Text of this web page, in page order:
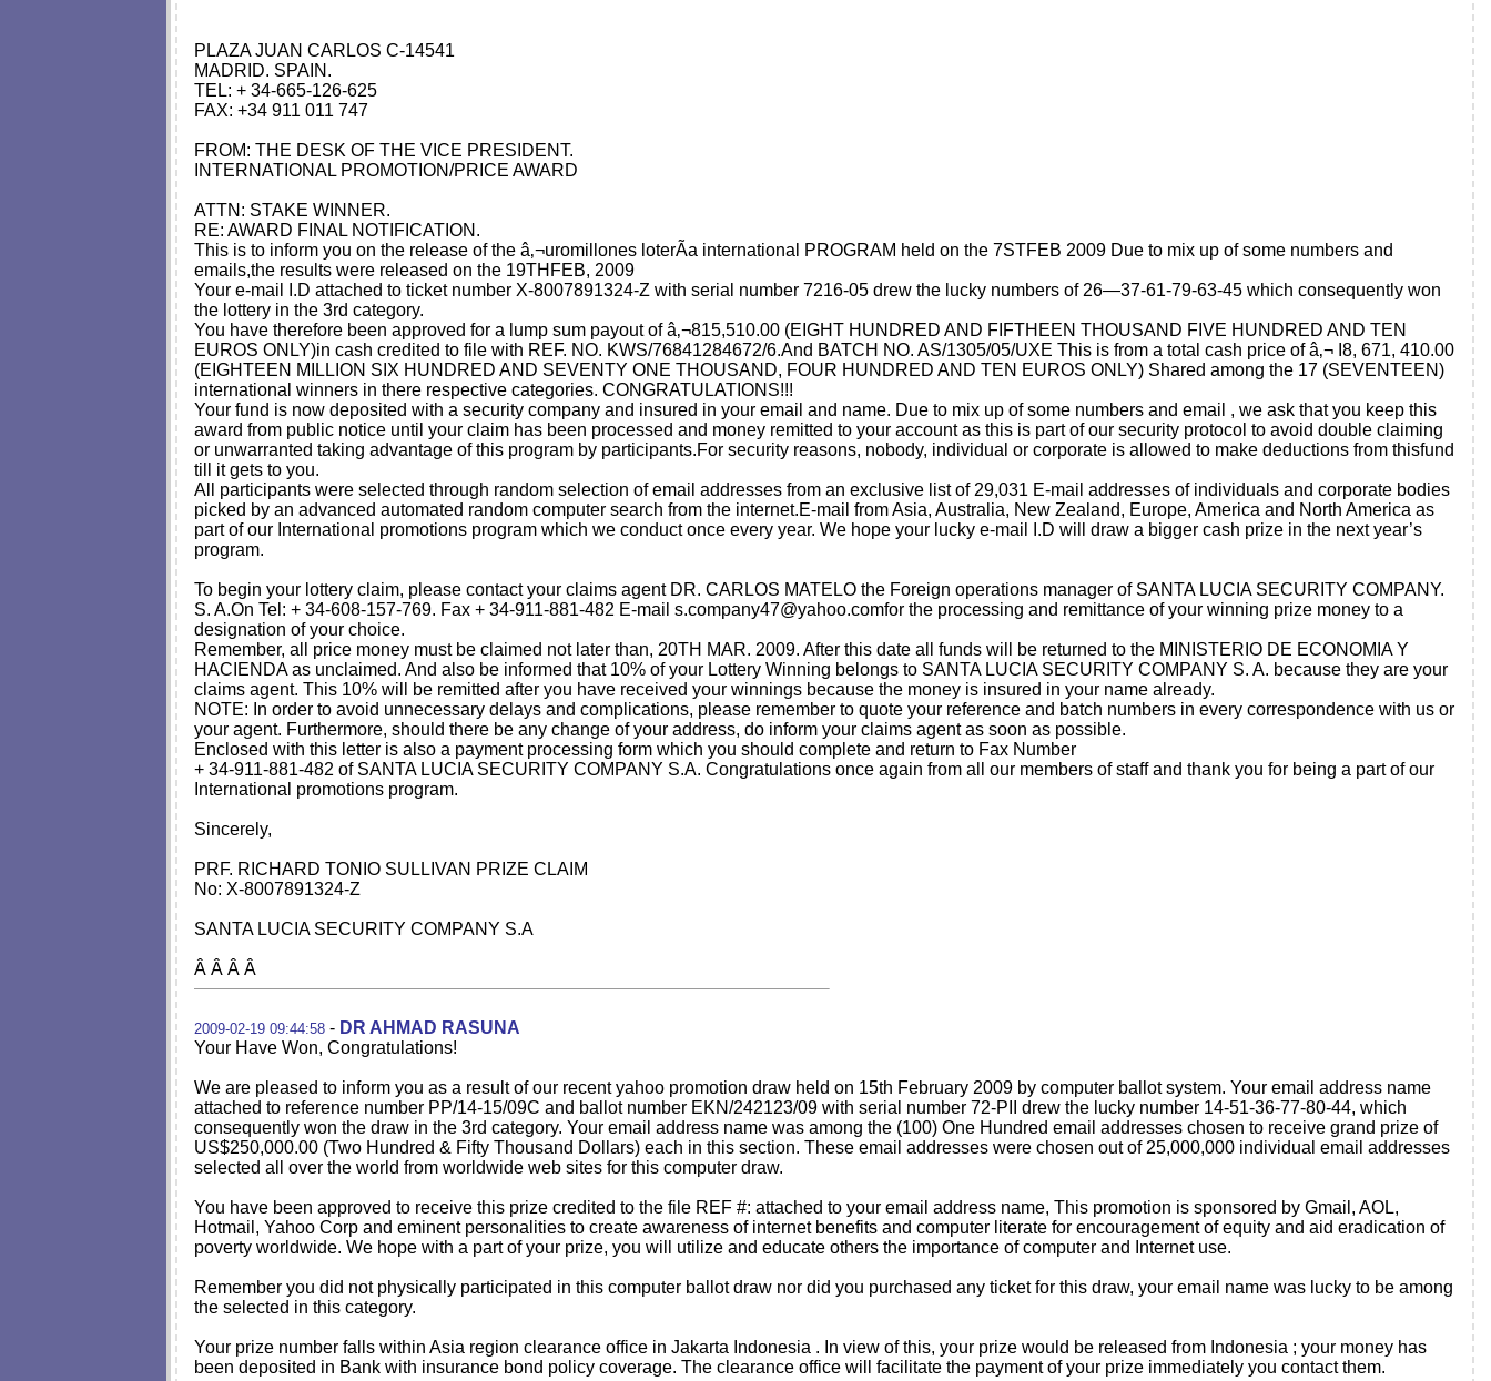
PLAZA JUAN CARLOS C-14541
MADRID. SPAIN.
TEL: + 34-665-126-625
FAX: +34 911 011 747
FROM: THE DESK OF THE VICE PRESIDENT.
INTERNATIONAL PROMOTION/PRICE AWARD
ATTN: STAKE WINNER.
RE: AWARD FINAL NOTIFICATION.
This is to inform you on the release of the â‚¬uromillones loterÃ­a international PROGRAM held on the 7STFEB 2009 Due to mix up of some numbers and
emails,the results were released on the 19THFEB, 2009
Your e-mail I.D attached to ticket number X-8007891324-Z with serial number 7216-05 drew the lucky numbers of 26—37-61-79-63-45 which consequently won
the lottery in the 3rd category.
You have therefore been approved for a lump sum payout of â‚¬815,510.00 (EIGHT HUNDRED AND FIFTHEEN THOUSAND FIVE HUNDRED AND TEN
EUROS ONLY)in cash credited to file with REF. NO. KWS/76841284672/6.And BATCH NO. AS/1305/05/UXE This is from a total cash price of â‚¬ I8, 671, 410.00
(EIGHTEEN MILLION SIX HUNDRED AND SEVENTY ONE THOUSAND, FOUR HUNDRED AND TEN EUROS ONLY) Shared among the 17 (SEVENTEEN)
international winners in there respective categories. CONGRATULATIONS!!!
Your fund is now deposited with a security company and insured in your email and name. Due to mix up of some numbers and email , we ask that you keep this
award from public notice until your claim has been processed and money remitted to your account as this is part of our security protocol to avoid double claiming
or unwarranted taking advantage of this program by participants.For security reasons, nobody, individual or corporate is allowed to make deductions from thisfund
till it gets to you.
All participants were selected through random selection of email addresses from an exclusive list of 29,031 E-mail addresses of individuals and corporate bodies
picked by an advanced automated random computer search from the internet.E-mail from Asia, Australia, New Zealand, Europe, America and North America as
part of our International promotions program which we conduct once every year. We hope your lucky e-mail I.D will draw a bigger cash prize in the next year’s
program.
To begin your lottery claim, please contact your claims agent DR. CARLOS MATELO the Foreign operations manager of SANTA LUCIA SECURITY COMPANY.
S. A.On Tel: + 34-608-157-769. Fax + 34-911-881-482 E-mail s.company47@yahoo.comfor the processing and remittance of your winning prize money to a
designation of your choice.
Remember, all price money must be claimed not later than, 20TH MAR. 2009. After this date all funds will be returned to the MINISTERIO DE ECONOMIA Y
HACIENDA as unclaimed. And also be informed that 10% of your Lottery Winning belongs to SANTA LUCIA SECURITY COMPANY S. A. because they are your
claims agent. This 10% will be remitted after you have received your winnings because the money is insured in your name already.
NOTE: In order to avoid unnecessary delays and complications, please remember to quote your reference and batch numbers in every correspondence with us or
your agent. Furthermore, should there be any change of your address, do inform your claims agent as soon as possible.
Enclosed with this letter is also a payment processing form which you should complete and return to Fax Number
+ 34-911-881-482 of SANTA LUCIA SECURITY COMPANY S.A. Congratulations once again from all our members of staff and thank you for being a part of our
International promotions program.
Sincerely,
PRF. RICHARD TONIO SULLIVAN PRIZE CLAIM
No: X-8007891324-Z
SANTA LUCIA SECURITY COMPANY S.A
Â Â Â Â
2009-02-19 09:44:58 - DR AHMAD RASUNA
Your Have Won, Congratulations!
We are pleased to inform you as a result of our recent yahoo promotion draw held on 15th February 2009 by computer ballot system. Your email address name
attached to reference number PP/14-15/09C and ballot number EKN/242123/09 with serial number 72-PII drew the lucky number 14-51-36-77-80-44, which
consequently won the draw in the 3rd category. Your email address name was among the (100) One Hundred email addresses chosen to receive grand prize of
US$250,000.00 (Two Hundred & Fifty Thousand Dollars) each in this section. These email addresses were chosen out of 25,000,000 individual email addresses
selected all over the world from worldwide web sites for this computer draw.
You have been approved to receive this prize credited to the file REF #: attached to your email address name, This promotion is sponsored by Gmail, AOL,
Hotmail, Yahoo Corp and eminent personalities to create awareness of internet benefits and computer literate for encouragement of equity and aid eradication of
poverty worldwide. We hope with a part of your prize, you will utilize and educate others the importance of computer and Internet use.
Remember you did not physically participated in this computer ballot draw nor did you purchased any ticket for this draw, your email name was lucky to be among
the selected in this category.
Your prize number falls within Asia region clearance office in Jakarta Indonesia . In view of this, your prize would be released from Indonesia ; your money has
been deposited in Bank with insurance bond policy coverage. The clearance office will facilitate the payment of your prize immediately you contact them.